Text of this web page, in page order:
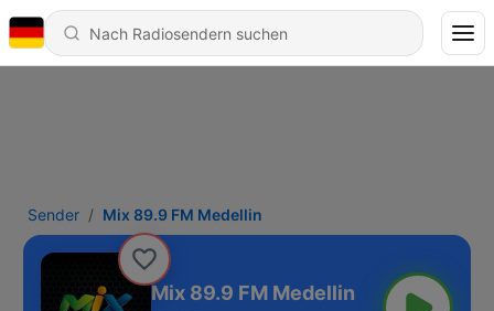
Sender Mix 89.9 FM Medellin
Mix 89.9 FM Medellin